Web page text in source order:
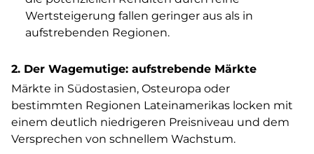
Wertsteigerung fallen geringer aus als in
aufstrebenden Regionen.
2. Der Wagemutige: aufstrebende Märkte
Märkte in Südostasien, Osteuropa oder
bestimmten Regionen Lateinamerikas locken mit
einem deutlich niedrigeren Preisniveau und dem
Versprechen von schnellem Wachstum.